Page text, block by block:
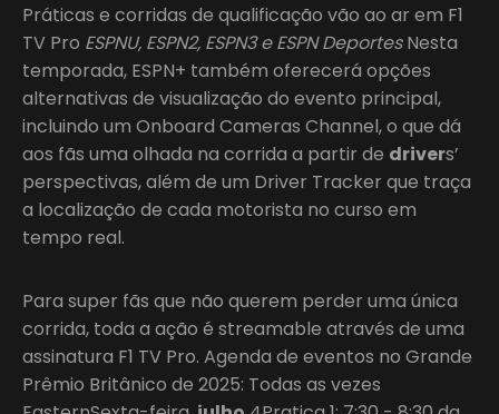
Práticas e corridas de qualificação vão ao ar em F1
TV Pro ESPNU, ESPN2, ESPN3 e ESPN DeportesNesta
temporada, ESPN+ também oferecerá opções
alternativas de visualização do evento principal,
incluindo um Onboard Cameras Channel, o que dá
aos fãs uma olhada na corrida a partir de drivers’
perspectivas, além de um Driver Tracker que traça
a localização de cada motorista no curso em
tempo real.
Para super fãs que não querem perder uma única
corrida, toda a ação é streamable através de uma
assinatura F1 TV Pro. Agenda de eventos no Grande
Prêmio Britânico de 2025: Todas as vezes